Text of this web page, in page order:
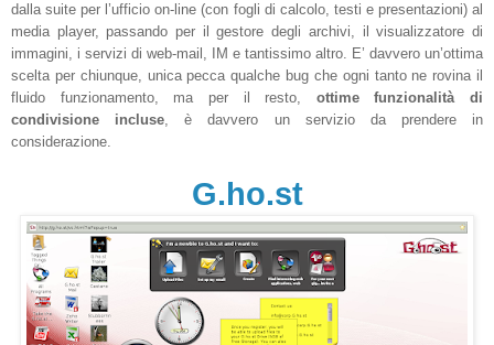
dalla suite per l’ufficio on-line (con fogli di calcolo, testi e presentazioni) al
media player, passando per il gestore degli archivi, il visualizzatore di
immagini, i servizi di web-mail, IM e tantissimo altro. E’ davvero un’ottima
scelta per chiunque, unica pecca qualche bug che ogni tanto ne rovina il
fluido funzionamento, ma per il resto, ottime funzionalità di
condivisione incluse, è davvero un servizio da prendere in
considerazione.
G.ho.st